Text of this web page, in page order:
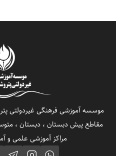
موسسه آموزشی فرهنگی غیردولتی
مقاطع پیش دبستان ، دبستان ،
مراکز آموزشی علمی و